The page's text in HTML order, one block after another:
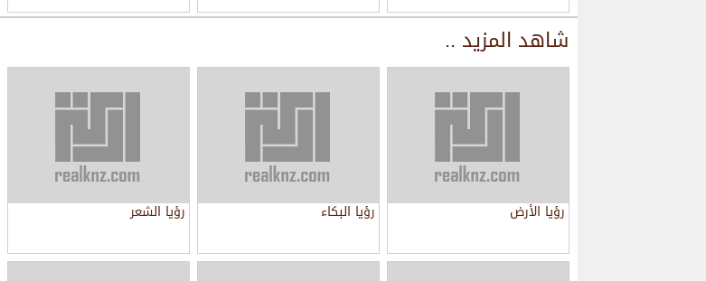
شاهد المزيد ..
رؤيا الأرض رؤيا البكاء رؤيا الشعر